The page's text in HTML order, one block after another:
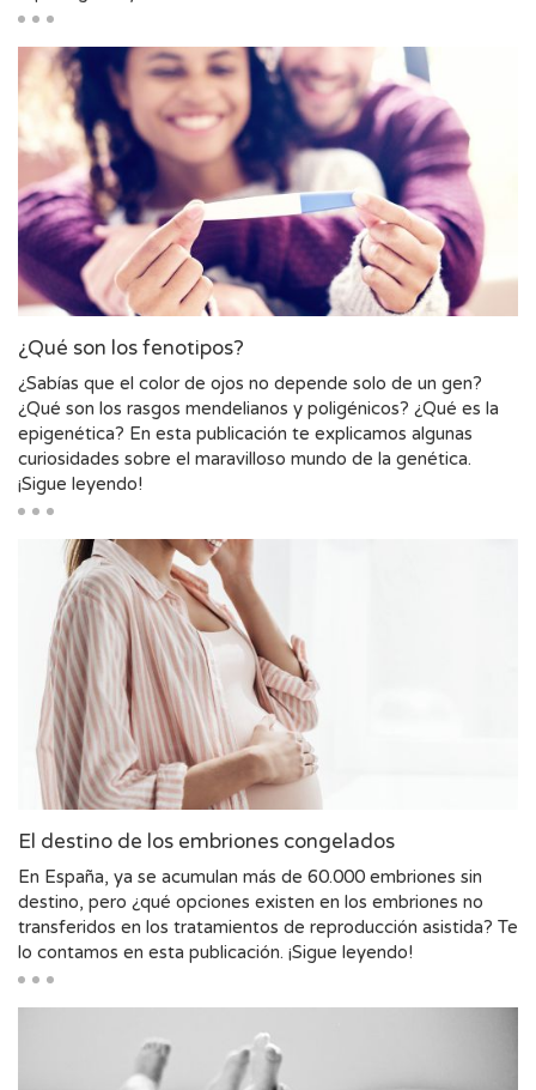
¿Qué son los fenotipos?
¿Sabías que el color de ojos no depende solo de un gen?
¿Qué son los rasgos mendelianos y poligénicos? ¿Qué es la
epigenética? En esta publicación te explicamos algunas
curiosidades sobre el maravilloso mundo de la genética.
¡Sigue leyendo!
El destino de los embriones congelados
En España, ya se acumulan más de 60.000 embriones sin
destino, pero ¿qué opciones existen en los embriones no
transferidos en los tratamientos de reproducción asistida? Te
lo contamos en esta publicación. ¡Sigue leyendo!